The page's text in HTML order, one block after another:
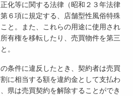
化等に関する法律（昭和２３年法律
６項に規定する、店舗型性風俗特殊
と。また、これらの用途に使用され
有権を移転したり、売買物件を第三
。
条件に違反したとき、契約者は売買
に相当する額を違約金として支払わ
県は売買契約を解除することができ